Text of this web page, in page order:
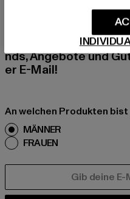
Melde dich hier für
erhalte künftig
nds, Angebote und
er E-Mail!
An welchen Produkten
MÄNNER
FRAUEN